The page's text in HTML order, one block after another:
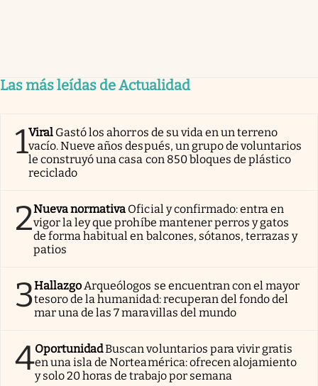
Las más leídas de Actualidad
1Viral Gastó los ahorros de su vida en un terreno
vacío. Nueve años después, un grupo de voluntarios
le construyó una casa con 850 bloques de plástico
reciclado
2Nueva normativa Oficial y confirmado: entra en
vigor la ley que prohíbe mantener perros y gatos
de forma habitual en balcones, sótanos, terrazas y
patios
3Hallazgo Arqueólogos se encuentran con el mayor
tesoro de la humanidad: recuperan del fondo del
mar una de las 7 maravillas del mundo
4OportunidadBuscan voluntarios para vivir gratis
en una isla de Norteamérica: ofrecen alojamiento
y solo 20 horas de trabajo por semana